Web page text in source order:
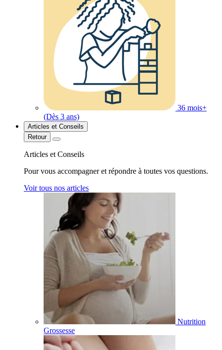
36 mois+
(Dès 3 ans)
Articles et Conseils
Retour
Articles et Conseils
Pour vous accompagner et répondre à toutes vos questions.
Voir tous nos articles
Nutrition
Grossesse